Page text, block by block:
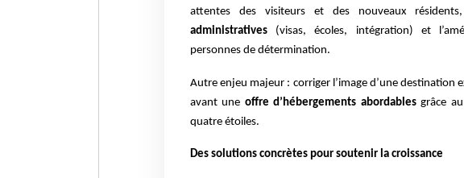
attentes des visiteurs et des nouveaux
administratives(visas, écoles, intégration) et
personnes de détermination.
Autre enjeu majeur : corriger l’image d’une destination
avant une offre d’hébergements abordablesgrâce
quatre étoiles.
Des solutions concrètes pour soutenir la croissance